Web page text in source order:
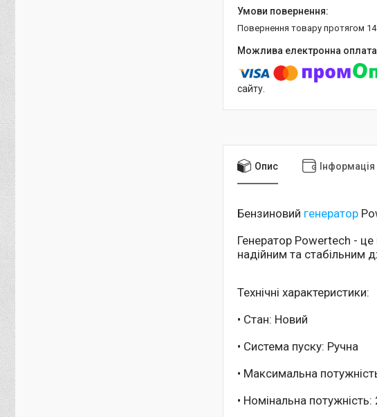
повернення товару протягом 14
сайту.
Опис
Бензиновий генератор
Генератор Powertech - це
надійним та стабільним
Технічні характеристики:
• Стан: Новий
• Система пуску: Ручна
• Максимальна
• Номінальна потужність: